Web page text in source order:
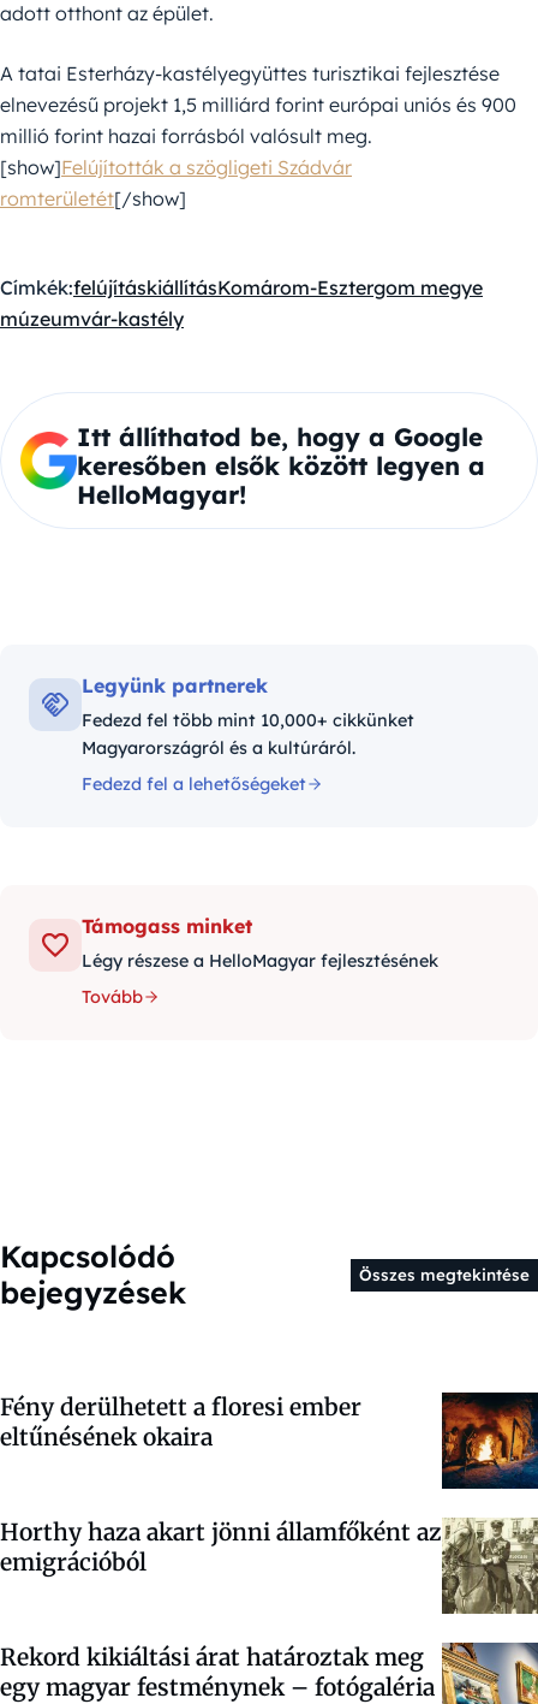
adott otthont az épület.
A tatai Esterházy-kastélyegyüttes turisztikai fejlesztése
elnevezésű projekt 1,5 milliárd forint európai uniós és 900
millió forint hazai forrásból valósult meg.
[show]Felújították a szögligeti Szádvár
romterületét[/show]
Címkék:felújításkiállításKomárom-Esztergom megye
múzeumvár-kastély
Itt állíthatod be, hogy a Google
keresőben elsők között legyen a
HelloMagyar!
Legyünk partnerek
Fedezd fel több mint 10,000+ cikkünket
Magyarországról és a kultúráról.
Fedezd fel a lehetőségeket
Támogass minket
Légy részese a HelloMagyar fejlesztésének
Tovább
Kapcsolódó
bejegyzések
Összes megtekintése
Fény derülhetett a floresi ember
eltűnésének okaira
Horthy haza akart jönni államfőként az
emigrációból
Rekord kikiáltási árat határoztak meg
egy magyar festménynek – fotógaléria